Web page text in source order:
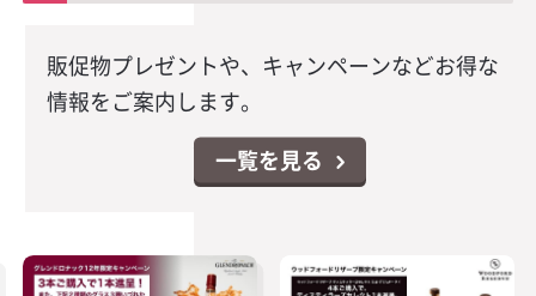
販促物プレゼントや、キャンペーンなどお得な
情報をご案内します。
一覧を見る